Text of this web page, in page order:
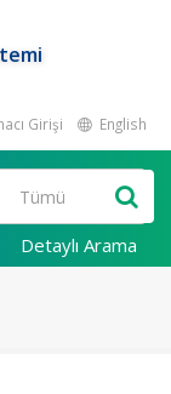
Girişi English
Detaylı Arama